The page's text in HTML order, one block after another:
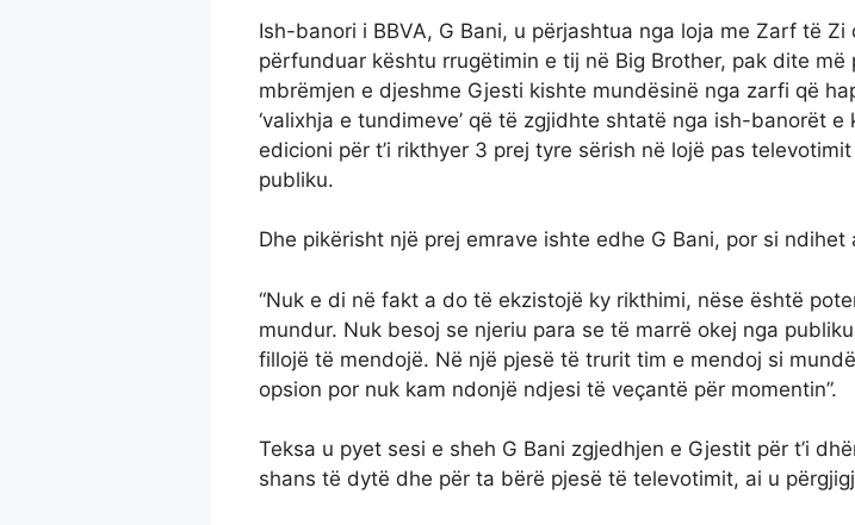
Ish-banori i BBVA, G Bani, u përjashtua nga loja me Zarf të Zi
përfunduar kështu rrugëtimin e tij në Big Brother, pak dite më
mbrëmjen e djeshme Gjesti kishte mundësinë nga zarfi që
‘valixhja e tundimeve’ që të zgjidhte shtatë nga ish-banorët e
edicioni për t’i rikthyer 3 prej tyre sërish në lojë pas televotimit
publiku.
Dhe pikërisht një prej emrave ishte edhe G Bani, por si ndihet
“Nuk e di në fakt a do të ekzistojë ky rikthimi, nëse është
mundur. Nuk besoj se njeriu para se të marrë okej nga
fillojë të mendojë. Në një pjesë të trurit tim e mendoj si
opsion por nuk kam ndonjë ndjesi të veçantë për momentin”.
Teksa u pyet sesi e sheh G Bani zgjedhjen e Gjestit për t’i
shans të dytë dhe për ta bërë pjesë të televotimit, ai u